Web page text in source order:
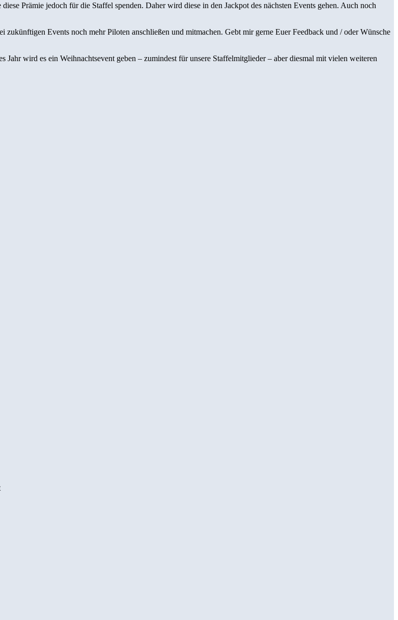
Prämie jedoch für die Staffel spenden. Daher wird diese in den Jackpot des nächsten Events gehen. Auch noch
Events noch mehr Piloten anschließen und mitmachen. Gebt mir gerne Euer Feedback und / oder Wünsche
wird es ein Weihnachtsevent geben – zumindest für unsere Staffelmitglieder – aber diesmal mit vielen weiteren